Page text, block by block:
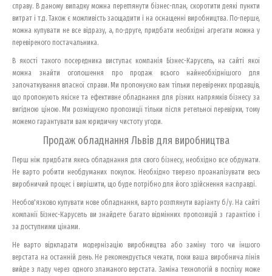
справу. В даному випадку можна переглянути бізнес-план, скоротити деякі пункти
витрат і т.д. Також є можливість заощадити і на оснащенні виробництва. По-перше,
можна купувати не все відразу, а, по-друге, придбати необхідні агрегати можна у
перевіреного постачальника.
В якості такого посередника виступає компанія Бізнес-Карусель, на сайті якої
можна знайти оголошення про продаж всього найнеобхіднішого для
започаткування власної справи. Ми пропонуємо вам тільки перевірених продавців,
що пропонують якісне та ефективне обладнання для різних напрямків бізнесу за
вигідною ціною. Ми розміщуємо пропозиції тільки після ретельної перевірки, тому
можемо гарантувати вам юридичну чистоту угоди.
Продаж обладнання Львів для виробництва
Перш ніж придбати якесь обладнання для свого бізнесу, необхідно все обдумати.
Не варто робити необдуманих покупок. Необхідно тверезо проаналізувати весь
виробничий процес і вирішити, що буде потрібно для його здійснення насправді.
Необов'язково купувати нове обладнання, варто розглянути варіанту б/у. На сайті
компанії Бізнес-Карусель ви знайдете багато відмінних пропозицій з гарантією і
за доступними цінами.
Не варто відкладати модернізацію виробництва або заміну того чи іншого
верстата на останній день. Не рекомендується чекати, поки ваша виробнича лінія
вийде з ладу через одного зламаного верстата. Заміна технологій в поспіху може